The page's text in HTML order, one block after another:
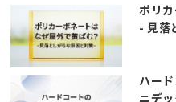
ポリ
- 見落
ハー
ニデ